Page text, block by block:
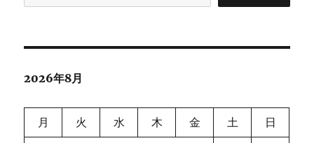
2026年8月
月 火 水 木 金 土 日